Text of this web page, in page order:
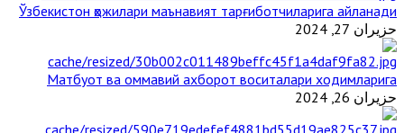
Ўзбекистон ҳожилари маънавият тарғиботчиларига айланади
حزيران 27, 2024
Матбуот ва оммавий ахборот воситалари ходимларига
حزيران 26, 2024